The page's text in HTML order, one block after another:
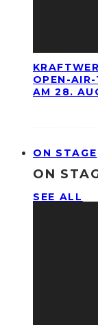
OPEN-
AM 28.
ON STAGE
ON
SEE ALL